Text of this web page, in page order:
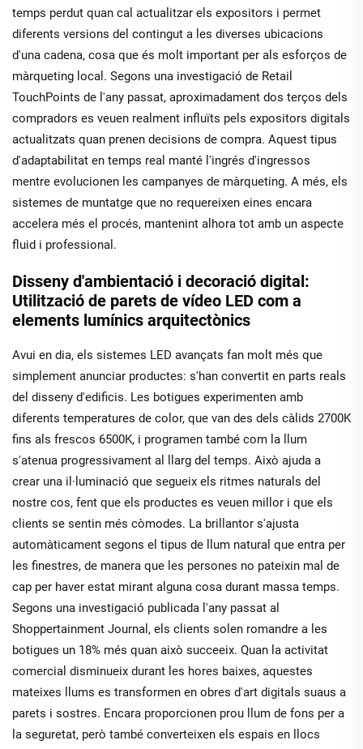
temps perdut quan cal actualitzar els expositors i permet
diferents versions del contingut a les diverses ubicacions
d'una cadena, cosa que és molt important per als esforços de
màrqueting local. Segons una investigació de Retail
TouchPoints de l'any passat, aproximadament dos terços dels
compradors es veuen realment influïts pels expositors digitals
actualitzats quan prenen decisions de compra. Aquest tipus
d'adaptabilitat en temps real manté l'ingrés d'ingressos
mentre evolucionen les campanyes de màrqueting. A més, els
sistemes de muntatge que no requereixen eines encara
accelera més el procés, mantenint alhora tot amb un aspecte
fluid i professional.
Disseny d'ambientació i decoració digital:
Utilització de parets de vídeo LED com a
elements lumínics arquitectònics
Avui en dia, els sistemes LED avançats fan molt més que
simplement anunciar productes: s'han convertit en parts reals
del disseny d'edificis. Les botigues experimenten amb
diferents temperatures de color, que van des dels càlids 2700K
fins als frescos 6500K, i programen també com la llum
s'atenua progressivament al llarg del temps. Això ajuda a
crear una il·luminació que segueix els ritmes naturals del
nostre cos, fent que els productes es veuen millor i que els
clients se sentin més còmodes. La brillantor s'ajusta
automàticament segons el tipus de llum natural que entra per
les finestres, de manera que les persones no pateixin mal de
cap per haver estat mirant alguna cosa durant massa temps.
Segons una investigació publicada l'any passat al
Shoppertainment Journal, els clients solen romandre a les
botigues un 18% més quan això succeeix. Quan la activitat
comercial disminueix durant les hores baixes, aquestes
mateixes llums es transformen en obres d'art digitals suaus a
parets i sostres. Encara proporcionen prou llum de fons per a
la seguretat, però també converteixen els espais en llocs